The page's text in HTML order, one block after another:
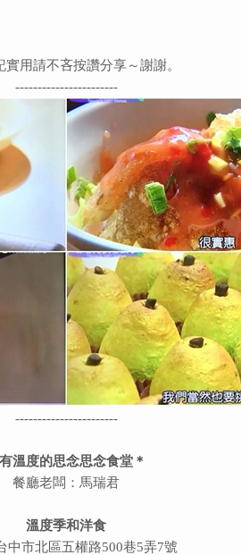
實用請不吝按讚分享～謝謝。
-----------------------
-----------------------
溫度的思念思念食堂＊
餐廳老闆：馬瑞君
溫度季和洋食
中市北區五權路500巷5弄7號